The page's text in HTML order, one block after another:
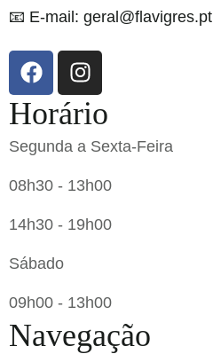
📧 E-mail: geral@flavigres.pt
Horário
Segunda a Sexta-Feira
08h30 - 13h00
14h30 - 19h00
Sábado
09h00 - 13h00
Navegação